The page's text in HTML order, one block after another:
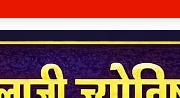
भाइयों हेतु “सिपाही रक्षा सूत्र संग्रहण” कार्यक्रम हुआ